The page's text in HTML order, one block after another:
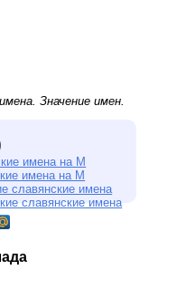
. Значение имен.
имена на М
имена на М
славянские имена
славянские имена